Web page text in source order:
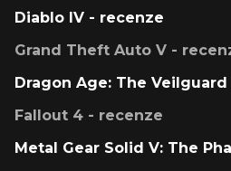
Diablo IV - recenze
Grand Theft Auto V -
Dragon Age: The
Fallout 4 - recenze
Metal Gear Solid V: The